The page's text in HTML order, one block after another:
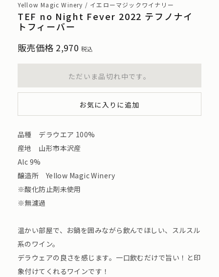
Yellow Magic Winery / イエローマジックワイナリー
TEF no Night Fever 2022 テフノナイ
トフィーバー
販売価格 2,970 税込
ただいま品切れ中です。
お気に入りに追加
品種 デラウエア 100%
産地 山形市本沢産
Alc 9%
醸造所 Yellow Magic Winery
※酸化防止剤未使用
※無濾過
温かい部屋で、お鍋を囲みながら飲んでほしい、スルスル
系のワイン。
デラウェアの良さを感じます。一口飲むだけで旨い！と印
象付けてくれるワインです！